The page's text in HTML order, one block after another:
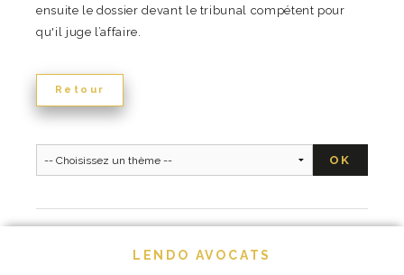
ensuite le dossier devant le tribunal compétent pour
qu'il juge l’affaire.
Retour
LENDO AVOCATS